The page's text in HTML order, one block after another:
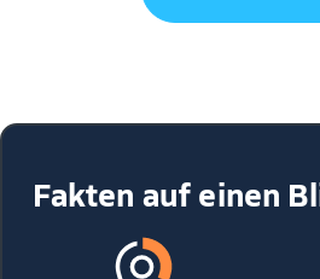
Fakten auf einen